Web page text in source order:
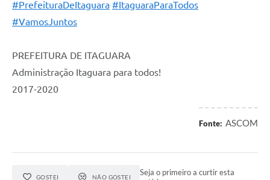
#PrefeituraDeItaguara #ItaguaraParaTodos
#VamosJuntos
PREFEITURA DE ITAGUARA
Administração Itaguara para todos!
2017-2020
Fonte: ASCOM
GOSTEI NÃO GOSTEI
Seja o primeiro a curtir esta